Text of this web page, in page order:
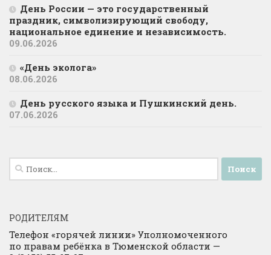
День России — это государственный
праздник, символизирующий свободу,
национальное единение и независимость.
09.06.2026
«День эколога»
08.06.2026
День русского языка и Пушкинский день.
07.06.2026
Найти:
РОДИТЕЛЯМ
Телефон «горячей линии» Уполномоченного
по правам ребёнка в Тюменской области —